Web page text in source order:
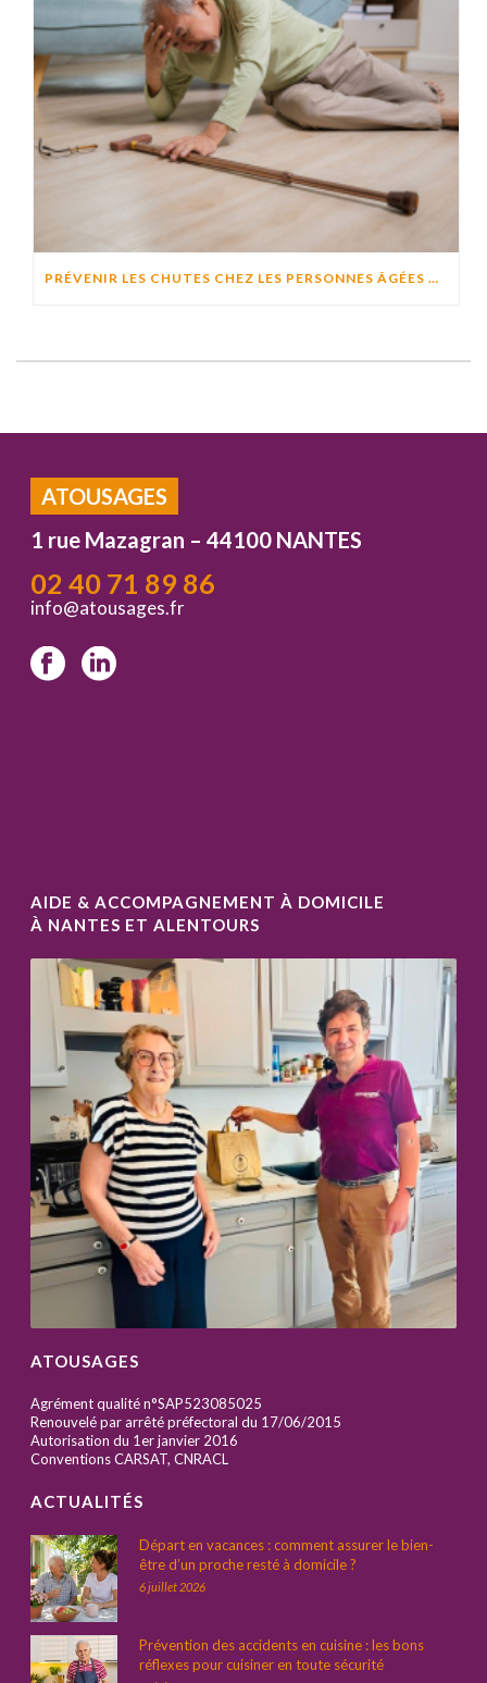
PRÉVENIR LES CHUTES CHEZ LES PERSONNES ÂGÉES À DOMICILE : CAUSES, RISQUES ET SOLUTIONS EFFICACES
ATOUSAGES
1 rue Mazagran – 44100 NANTES
02 40 71 89 86
info@atousages.fr
AIDE & ACCOMPAGNEMENT À DOMICILE
À NANTES ET ALENTOURS
ATOUSAGES
Agrément qualité n°SAP523085025
Renouvelé par arrêté préfectoral du 17/06/2015
Autorisation du 1er janvier 2016
Conventions CARSAT, CNRACL
ACTUALITÉS
Départ en vacances : comment assurer le bien-
être d’un proche resté à domicile ?
6 juillet 2026
Prévention des accidents en cuisine : les bons
réflexes pour cuisiner en toute sécurité